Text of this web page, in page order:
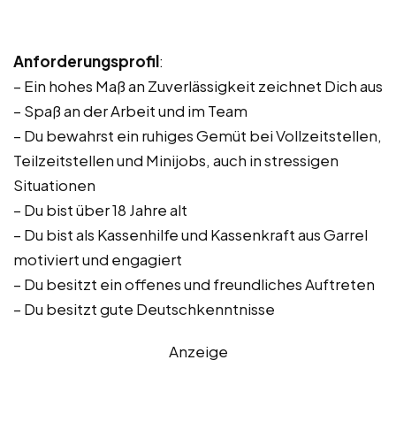
Anforderungsprofil:
– Ein hohes Maß an Zuverlässigkeit zeichnet Dich aus
– Spaß an der Arbeit und im Team
– Du bewahrst ein ruhiges Gemüt bei Vollzeitstellen,
Teilzeitstellen und Minijobs, auch in stressigen
Situationen
– Du bist über 18 Jahre alt
– Du bist als Kassenhilfe und Kassenkraft aus Garrel
motiviert und engagiert
– Du besitzt ein offenes und freundliches Auftreten
– Du besitzt gute Deutschkenntnisse
Anzeige